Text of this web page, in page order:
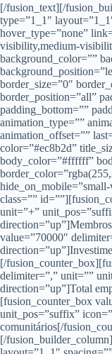
[/fusion_text][/
type=”1_1″
hover_type=”none”
visibility,medium-
background_color=””
border_size=”0″
border_position=”all”
padding_bottom=””
animation_type=””
animation_offset=””
color=”#ec8b2d”
body_color=”#ffffff”
class=””
unit=”+”
value=”70000″
[/
delimiter=”,” unit=””
direction=”up”]Total
[fusion_counter_box
unit_pos=”suffix”
comunitários[/
[/